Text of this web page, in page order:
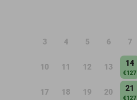
3 4 5 6 7
10 11 12 13 14
€127
17 18 19 20 21
€127